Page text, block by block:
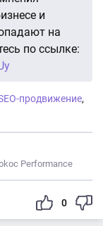
и
на
по ссылке:
продвижение,
Performance
0